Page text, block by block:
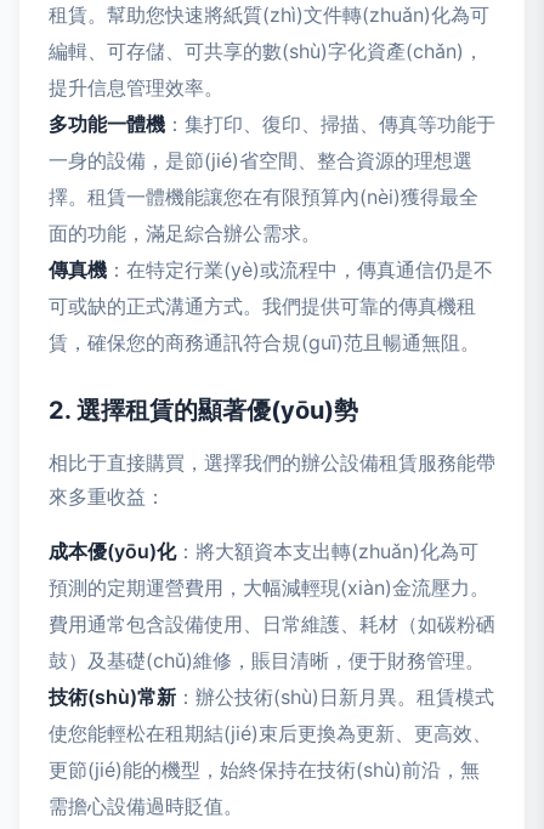
租賃。幫助您快速將紙質(zhì)文件轉(zhuǎn)化為可
編輯、可存儲、可共享的數(shù)字化資產(chǎn)，
提升信息管理效率。
多功能一體機 ：集打印、復印、掃描、傳真等功能于
一身的設備，是節(jié)省空間、整合資源的理想選
擇。租賃一體機能讓您在有限預算內(nèi)獲得最全
面的功能，滿足綜合辦公需求。
傳真機 ：在特定行業(yè)或流程中，傳真通信仍是不
可或缺的正式溝通方式。我們提供可靠的傳真機租
賃，確保您的商務通訊符合規(guī)范且暢通無阻。
2. 選擇租賃的顯著優(yōu)勢
相比于直接購買，選擇我們的辦公設備租賃服務能帶
來多重收益：
成本優(yōu)化：將大額資本支出轉(zhuǎn)化為可
預測的定期運營費用，大幅減輕現(xiàn)金流壓力。
費用通常包含設備使用、日常維護、耗材（如碳粉硒
鼓）及基礎(chǔ)維修，賬目清晰，便于財務管理。
技術(shù)常新 ：辦公技術(shù)日新月異。租賃模式
使您能輕松在租期結(jié)束后更換為更新、更高效、
更節(jié)能的機型，始終保持在技術(shù)前沿，無
需擔心設備過時貶值。